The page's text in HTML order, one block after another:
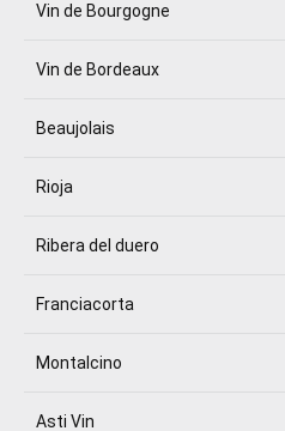
Vin de Bourgogne
Vin de Bordeaux
Beaujolais
Rioja
Ribera del duero
Franciacorta
Montalcino
Asti Vin